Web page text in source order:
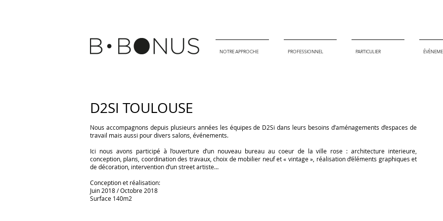
NOTRE APPROCHE PROFESSIONNEL PARTICULIER
D2SI TOULOUSE
Nous accompagnons depuis plusieurs années les équipes de D2Si dans leurs besoins d’aménagements d’espaces de
travail mais aussi pour divers salons, événements.
Ici nous avons participé à l’ouverture d’un nouveau bureau au coeur de la ville rose : architecture interieure,
conception, plans, coordination des travaux, choix de mobilier neuf et « vintage », réalisation d’éléments graphiques et
de décoration, intervention d’un street artiste…
Conception et réalisation:
Juin 2018 / Octobre 2018
Surface 140m2